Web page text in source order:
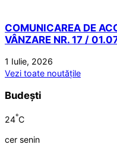
COMUNICAREA DE
VÂNZARE NR. 17 /
1 Iulie, 2026
Vezi toate noutățile
Budești
24°C
cer senin